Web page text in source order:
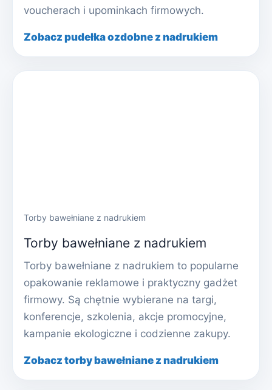
voucherach i upominkach firmowych.
Zobacz pudełka ozdobne z nadrukiem
Torby bawełniane z nadrukiem
Torby bawełniane z nadrukiem
Torby bawełniane z nadrukiem to popularne
opakowanie reklamowe i praktyczny gadżet
firmowy. Są chętnie wybierane na targi,
konferencje, szkolenia, akcje promocyjne,
kampanie ekologiczne i codzienne zakupy.
Zobacz torby bawełniane z nadrukiem